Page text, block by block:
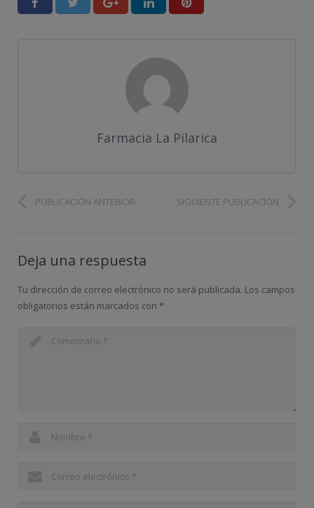
Farmacia La Pilarica
PUBLICACIÓN ANTERIOR SIGUIENTE PUBLICACIÓN
Deja una respuesta
Tu dirección de correo electrónico no será publicada. Los campos
obligatorios están marcados con *